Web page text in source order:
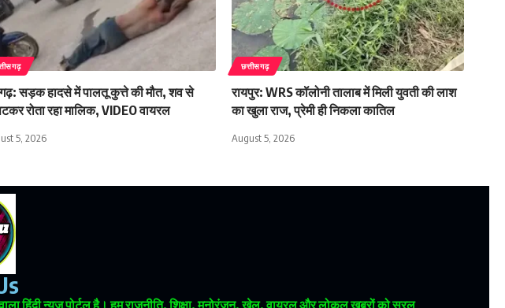
सड़क हादसे में पालतू कुत्ते की मौत, शव से
रोता रहा मालिक, VIDEO वायरल
5, 2026
छत्तीसगढ़
रायपुर: WRS कॉलोनी तालाब में मिली युवती की लाश
का खुला राज, प्रेमी ही निकला कातिल
August 5, 2026